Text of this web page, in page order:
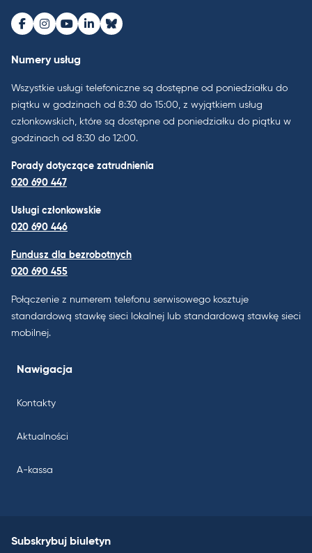
Facebook
Instagram
Youtube
LinkedInBluesky
Numery usług
Wszystkie usługi telefoniczne są dostępne od poniedziałku do
piątku w godzinach od 8:30 do 15:00, z wyjątkiem usług
członkowskich, które są dostępne od poniedziałku do piątku w
godzinach od 8:30 do 12:00.
Porady dotyczące zatrudnienia
020 690 447
Usługi członkowskie
020 690 446
Fundusz dla bezrobotnych
020 690 455
Połączenie z numerem telefonu serwisowego kosztuje
standardową stawkę sieci lokalnej lub standardową stawkę sieci
mobilnej.
Nawigacja
Kontakty
Aktualności
A-kassa
Subskrybuj biuletyn